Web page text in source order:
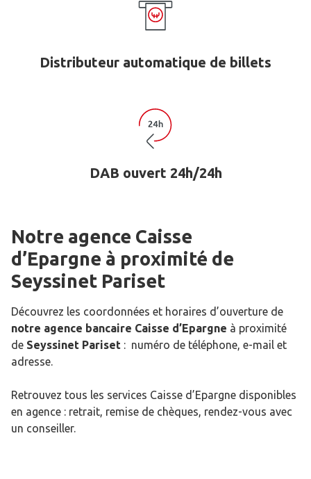
Distributeur automatique de billets
DAB ouvert 24h/24h
Notre agence Caisse
d’Epargne à proximité de
Seyssinet Pariset
Découvrez les coordonnées et horaires d’ouverture de
notre agence bancaire Caisse d’Epargne à proximité
de Seyssinet Pariset : numéro de téléphone, e-mail et
adresse.
Retrouvez tous les services Caisse d’Epargne disponibles
en agence : retrait, remise de chèques, rendez-vous avec
un conseiller.